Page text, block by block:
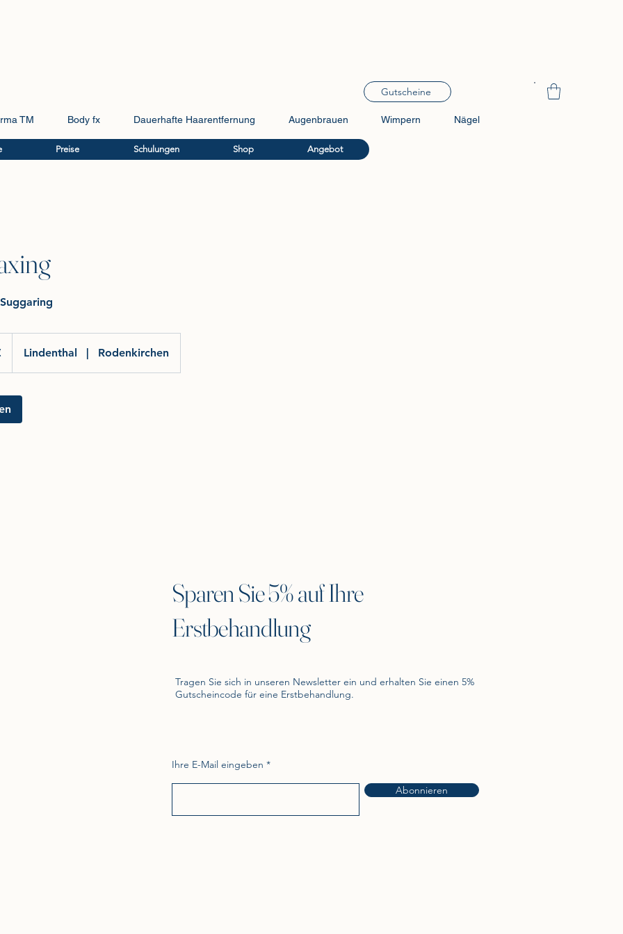
TM Body fx Dauerhafte Haarentfernung Augenbrauen Wimpern Nägel
Gutscheine
Preise Schulungen Shop Angebot
Lindenthal | Rodenkirchen
Sparen Sie 5% auf Ihre
Erstbehandlung
Tragen Sie sich in unseren Newsletter ein und erhalten Sie einen 5%
Gutscheincode für eine Erstbehandlung.
Ihre E-Mail eingeben
Abonnieren